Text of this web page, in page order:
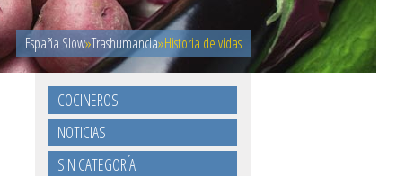
España Slow»Trashumancia»Historia de vidas
COCINEROS
NOTICIAS
SIN CATEGORÍA